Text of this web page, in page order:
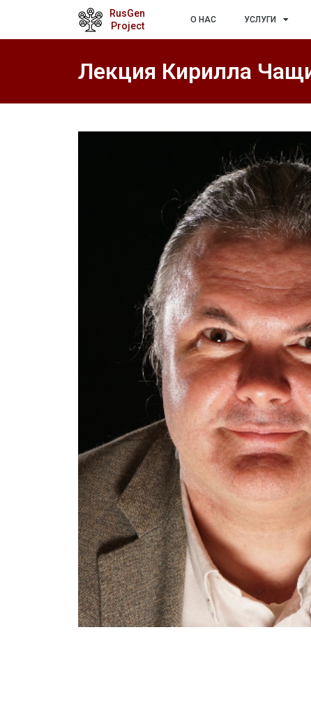
RusGen
Project
О НАС УСЛУГИ
Лекция Кирилла